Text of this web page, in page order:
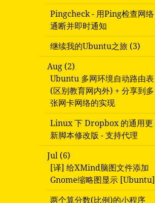
Pingcheck - 用Ping检查网络
通断并即时通知
继续我的Ubuntu之旅 (3)
Aug (2)
Ubuntu 多网环境自动路由表
(区别教育网内外) + 分享到多
张网卡网络的实现
Linux 下 Dropbox 的通用更
新脚本修改版 - 支持代理
Jul (6)
[译] 给XMind脑图文件添加
Gnome缩略图显示 [Ubuntu]
两个算分数(比例)的小程序